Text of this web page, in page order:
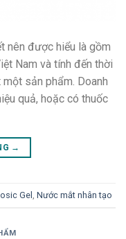
nên được hiểu là gồm
Nam và tính đến thời
sản phẩm. Doanh
quả, hoặc có thuốc
→
Gel Nước mắt nhân tạo